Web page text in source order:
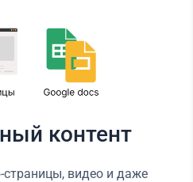
контент
страницы, видео и даже